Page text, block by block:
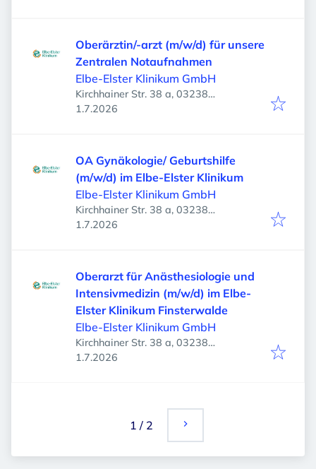
Oberärztin/-arzt (m/w/d) für unsere
Zentralen Notaufnahmen
Elbe-Elster Klinikum GmbH
Kirchhainer Str. 38 a, 03238
Finsterwalde, Deutschland
Veröffentlicht
1.7.2026
OA Gynäkologie/ Geburtshilfe
(m/w/d) im Elbe-Elster Klinikum
Elbe-Elster Klinikum GmbH
Kirchhainer Str. 38 a, 03238
Finsterwalde, Deutschland
Veröffentlicht
1.7.2026
Oberarzt für Anästhesiologie und
Intensivmedizin (m/w/d) im Elbe-
Elster Klinikum Finsterwalde
Elbe-Elster Klinikum GmbH
Kirchhainer Str. 38 a, 03238
Finsterwalde, Deutschland
Veröffentlicht
1.7.2026
1 / 2